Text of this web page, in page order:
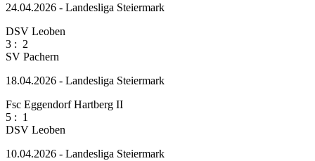
24.04.2026 - Landesliga Steiermark
DSV Leoben
3 : 2
SV Pachern
18.04.2026 - Landesliga Steiermark
Fsc Eggendorf Hartberg II
5 : 1
DSV Leoben
10.04.2026 - Landesliga Steiermark